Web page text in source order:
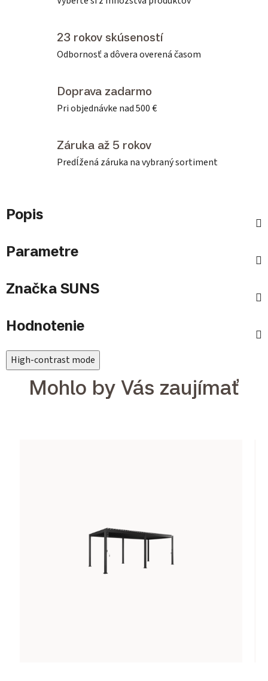
23 rokov skúseností
Odbornosť a dôvera overená časom
Doprava zadarmo
Pri objednávke nad 500 €
Záruka až 5 rokov
Predĺžená záruka na vybraný sortiment
Popis
Parametre
Značka SUNS
Hodnotenie
High-contrast mode
Mohlo by Vás zaujímať